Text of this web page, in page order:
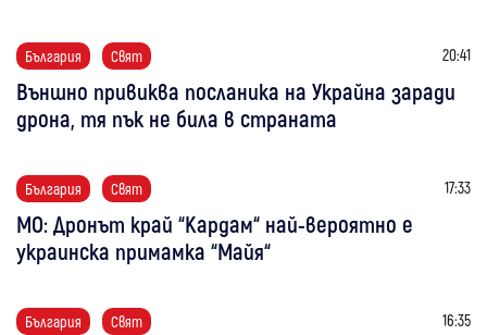
България Свят 20:41
Външно привиква посланика на Украйна заради
дрона, тя пък не била в страната
България Свят 17:33
МО: Дронът край “Кардам“ най-вероятно е
украинска примамка “Майя“
България Свят 16:35